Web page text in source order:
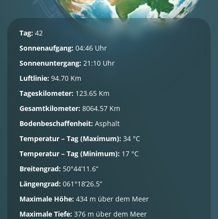
Tag: 42
Sonnenaufgang: 04:46 Uhr
Sonnenuntergang: 21:10 Uhr
Luftlinie: 94.70 Km
Tageskilometer: 123.65 Km
Gesamtkilometer: 8064.57 Km
Bodenbeschaffenheit: Asphalt
Temperatur – Tag (Maximum): 34 °C
Temperatur – Tag (Minimum): 17 °C
Breitengrad: 50°44’11.6“
Längengrad: 061°18’26.5“
Maximale Höhe: 434 m über dem Meer
Maximale Tiefe: 376 m über dem Meer